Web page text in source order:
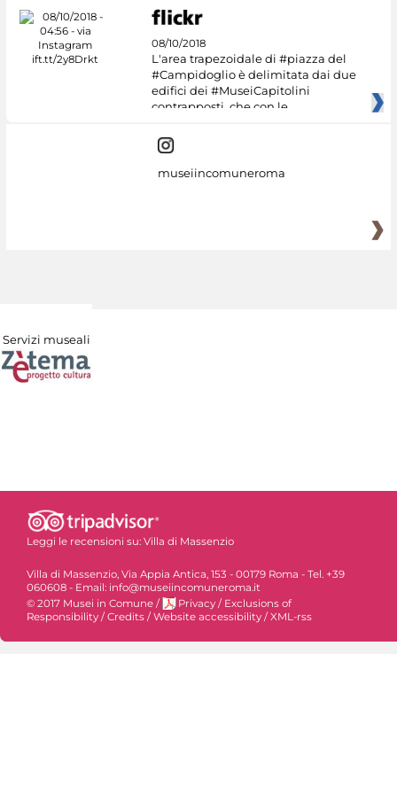
08/10/2018
L'area trapezoidale di #piazza del
#Campidoglio è delimitata dai due
edifici dei #MuseiCapitolini
contrapposti, che con le
museiincomuneroma
Servizi museali
Leggi le recensioni su: Villa di Massenzio
Villa di Massenzio, Via Appia Antica, 153 - 00179 Roma - Tel. +39
060608 - Email: info@museiincomuneroma.it
© 2017 Musei in Comune / Privacy / Exclusions of
Responsibility / Credits / Website accessibility / XML-rss